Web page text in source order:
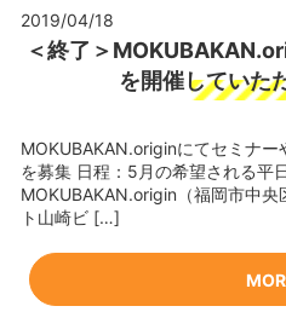
2019/04/18
＜終了＞
を開催していた
MOKUBAKAN.originにてセミナ
を募集 日程：5月の希望される平
MOKUBAKAN.origin（福岡市中
ト山崎ビ […]